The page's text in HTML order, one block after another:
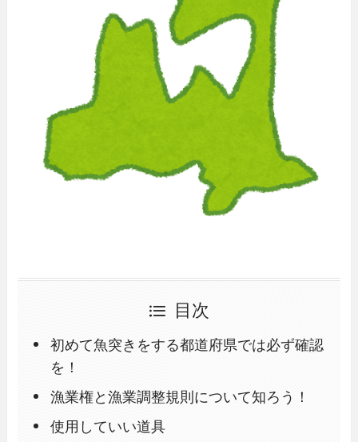
目次
初めて魚突きをする都道府県では必ず確認
を！
漁業権と漁業調整規則について知ろう！
使用していい道具